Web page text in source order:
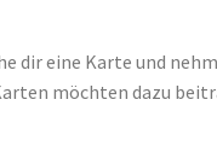
dir eine Karte und
möchten dazu